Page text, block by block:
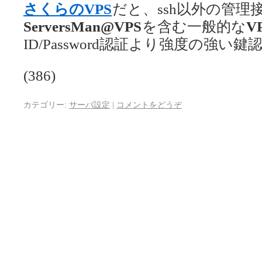
さくらのVPSだと、ssh以外の管理
ServersMan@VPSを含む一般的な
ID/Password認証より強度の強い鍵
(386)
カテゴリー: サーバ設定 | コメントをどうぞ